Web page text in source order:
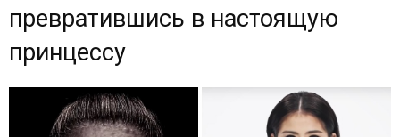
превратившись в настоящую
принцессу